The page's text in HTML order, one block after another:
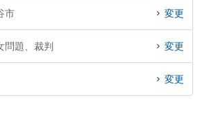
んげん台法律事務所の廣部 俊介弁護士、中原征
『離婚裁判のトラブル解決の実績豊富な近くの弁
無料で離婚裁判を法律相談できる越谷市内の弁
でお困りの相談者さんにおすすめです。
市 変更
問題、裁判 変更
変更